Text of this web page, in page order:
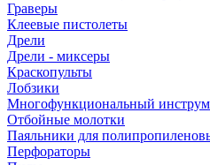
Граверы
Клеевые пистолеты
Дрели
Дрели - миксеры
Краскопульты
Лобзики
Многофункциональный
Отбойные молотки
Паяльники для
Перфораторы